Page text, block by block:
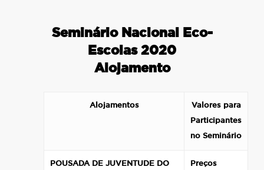
Seminário Nacional Eco-
Escolas 2020
Alojamento
Alojamentos
Valores para
Participantes
no Seminário
POUSADA DE JUVENTUDE DO
Preços